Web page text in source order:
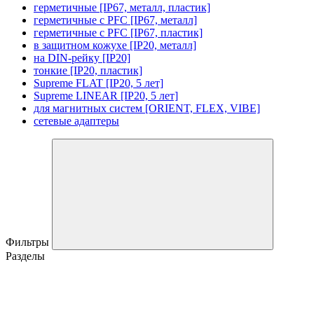
герметичные [IP67, металл, пластик]
герметичные с PFC [IP67, металл]
герметичные с PFC [IP67, пластик]
в защитном кожухе [IP20, металл]
на DIN-рейку [IP20]
тонкие [IP20, пластик]
Supreme FLAT [IP20, 5 лет]
Supreme LINEAR [IP20, 5 лет]
для магнитных систем [ORIENT, FLEX, VIBE]
сетевые адаптеры
Фильтры
Разделы